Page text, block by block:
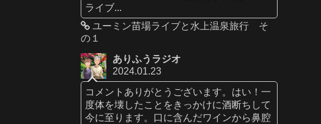
ライブ...
ユーミン苗場ライブと水上温泉旅行 そ
の１
ありふうラジオ
2024.01.23
コメントありがとうございます。はい！一
度体を壊したことをきっかけに酒断ちして
今に至ります。口に含んだワインから鼻腔